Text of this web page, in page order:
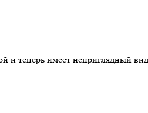
и теперь имеет неприглядный